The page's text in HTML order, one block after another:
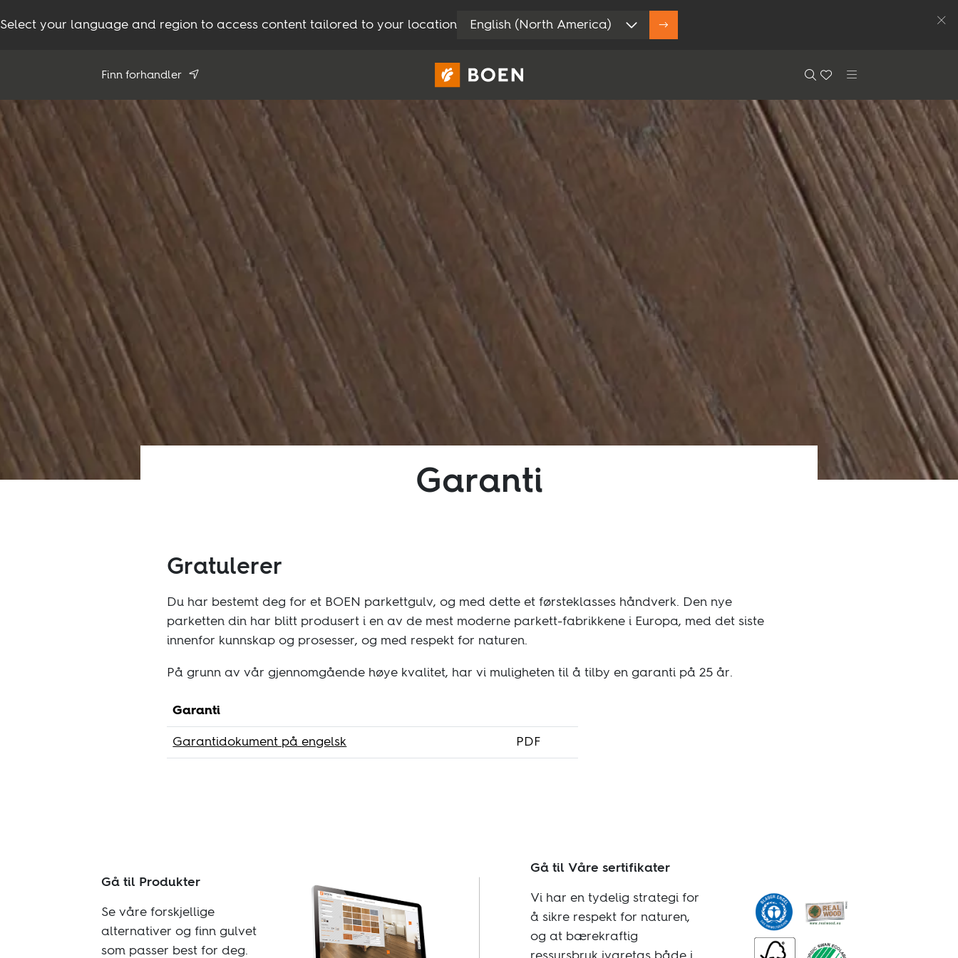
Select your language and region to access content tailored to your location English (North America)
Finn forhandler
Bruk min posisjon
Se alle forhandlere
Search
Search
Floor.Wishlist
Forbruker Profesjonelle
Inspirasjon
Bærekraft
Garanti
Gratulerer
Du har bestemt deg for et BOEN parkettgulv, og med dette et førsteklasses håndverk. Den nye
parketten din har blitt produsert i en av de mest moderne parkett-fabrikkene i Europa, med det siste
innenfor kunnskap og prosesser, og med respekt for naturen.
På grunn av vår gjennomgående høye kvalitet, har vi muligheten til å tilby en garanti på 25 år.
Garanti
Garantidokument på engelsk PDF
Gå til Produkter
Se våre forskjellige
alternativer og finn gulvet
som passer best for deg.
Gå til Våre sertifikater
Vi har en tydelig strategi for
å sikre respekt for naturen,
og at bærekraftig